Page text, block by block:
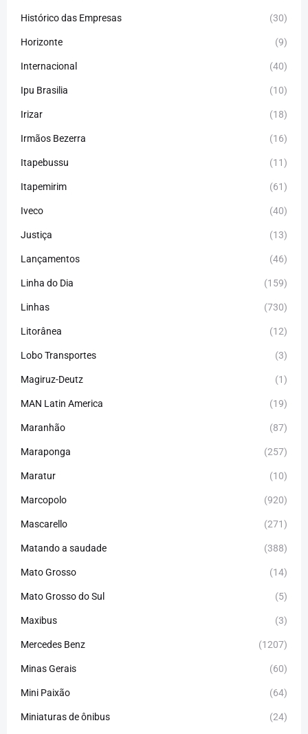
Histórico das Empresas (30)
Horizonte (9)
Internacional (40)
Ipu Brasilia (10)
Irizar (18)
Irmãos Bezerra (16)
Itapebussu (11)
Itapemirim (61)
Iveco (40)
Justiça (13)
Lançamentos (46)
Linha do Dia (159)
Linhas (730)
Litorânea (12)
Lobo Transportes (3)
Magiruz-Deutz (1)
MAN Latin America (19)
Maranhão (87)
Maraponga (257)
Maratur (10)
Marcopolo (920)
Mascarello (271)
Matando a saudade (388)
Mato Grosso (14)
Mato Grosso do Sul (5)
Maxibus (3)
Mercedes Benz (1207)
Minas Gerais (60)
Mini Paixão (64)
Miniaturas de ônibus (24)